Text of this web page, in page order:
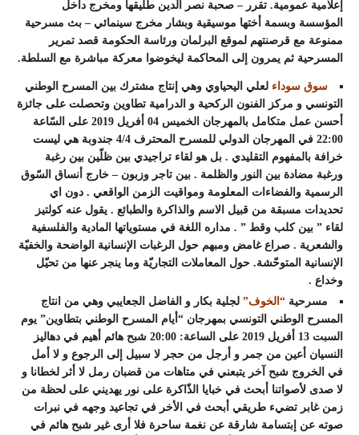
إعلامية عمومية. تقرر – صحبة نصر الدين طليقها ومخرج داخل
المؤسسة وبسمة أختها موسيقية وبشار مخرج سينمائي – بث مسرحية
ممنوعة مع قرصنتهم لموقع البرلمان ورئاسة الحكومة قصد تمرير
المسرحية ثم يمرون إلى المحاكمة ليخوضوا معركة مباشرة مع السلطة.
سوق سوداء لعلي اليحياوي وهي إنتاج مشترك بين المسرح الوطني
التونسي و مركز الفنون الركحية و الدرامية تطاوين وتحصلت على جائزة
أحسن عمل متكامل بالمهرجان الخميس 04 أفريل 2019 على السّاعة
22:00 في المهرجان الدولي للمسرح المحترف 4/4 جندوبة هي ليست
خرافة بالمفهوم التقليدي . بل هو لقاء تراجيدي بين ظلّين بين رغبة
ورغبة مضادة بين النور والظلمة . بين تاجر وزبون – خارج أنساق السّوق
الرسمية والفضاءات المعلومة ومواقيت الزمن الواقعي . دون اي
تحديدات مسبقة من قبيل الاسم والذاكرة والطبائع . يقول عنه كولتيز
لقاء ” بين كلب وقط ” . مداره اللغة في مستوياتها المادية والفلسفية
والشعرية . صراع غامض ومبهم حول الرغبات الإنسانية الواضحة والخفيّة
الإنسانية المتوحّشة. حول المعاملات التجاريّة وما ينجر عنها من تحيّل
وخداع .
مسرحية “الخوف” لجلية بكار و الفاضل الجعايبي وهي من انتاج
المسرح الوطني التونسي بمهرجان “أيام المسرح الوطني بتطاوين” يوم
السبت 13 أفريل 2019 على الساعة: 20:00 شبح هائم أهيم في دهاليز
النسيان أعين من جمر و أرجل من حجر لا سبيل إلى الرجوع و لا أمل
في الخروج شبح آخر يتبعني في متاهات من قضبان رمل لا أثر لخطانا و
لا صدى لأصواتنا أبحث في خبايا الذّاكرة على نور يهديني على لحظة من
زمن غابر تضيء طريقي أبحث في الأخر في تجاعيد وجهه في نبرات
صوته عن إبتسامة شارقة عن نغمة ساحرة فلا أرى غير شبح هائم في